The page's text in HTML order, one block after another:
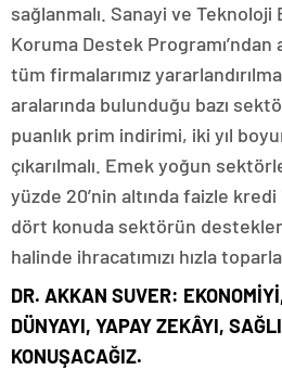
sağlanmalı. Sanayi ve Teknoloji
Koruma Destek
tüm firmalarımız
aralarında bulunduğu bazı
puanlık prim indirimi, iki yıl
çıkarılmalı. Emek yoğun
yüzde 20’nin altında faizle kredi
dört konuda sektörün
halinde ihracatımızı hızla
DR. AKKAN SUVER:
DÜNYAYI, YAPAY ZEKÂYI,
KONUŞACAĞIZ.